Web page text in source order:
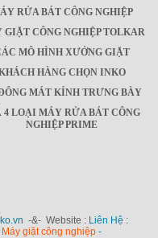
RỬA BÁT CÔNG NGHIỆP
GIẶT CÔNG NGHIỆP TOLKAR
MÔ HÌNH XƯỞNG GIẶT
HÀNG CHỌN INKO
MÁT KÍNH TRƯNG BÀY
4 LOẠI MÁY RỬA BÁT CÔNG
NGHIỆP PRIME
-&- Website : Liên Hệ :
Máy giặt công nghiệp -